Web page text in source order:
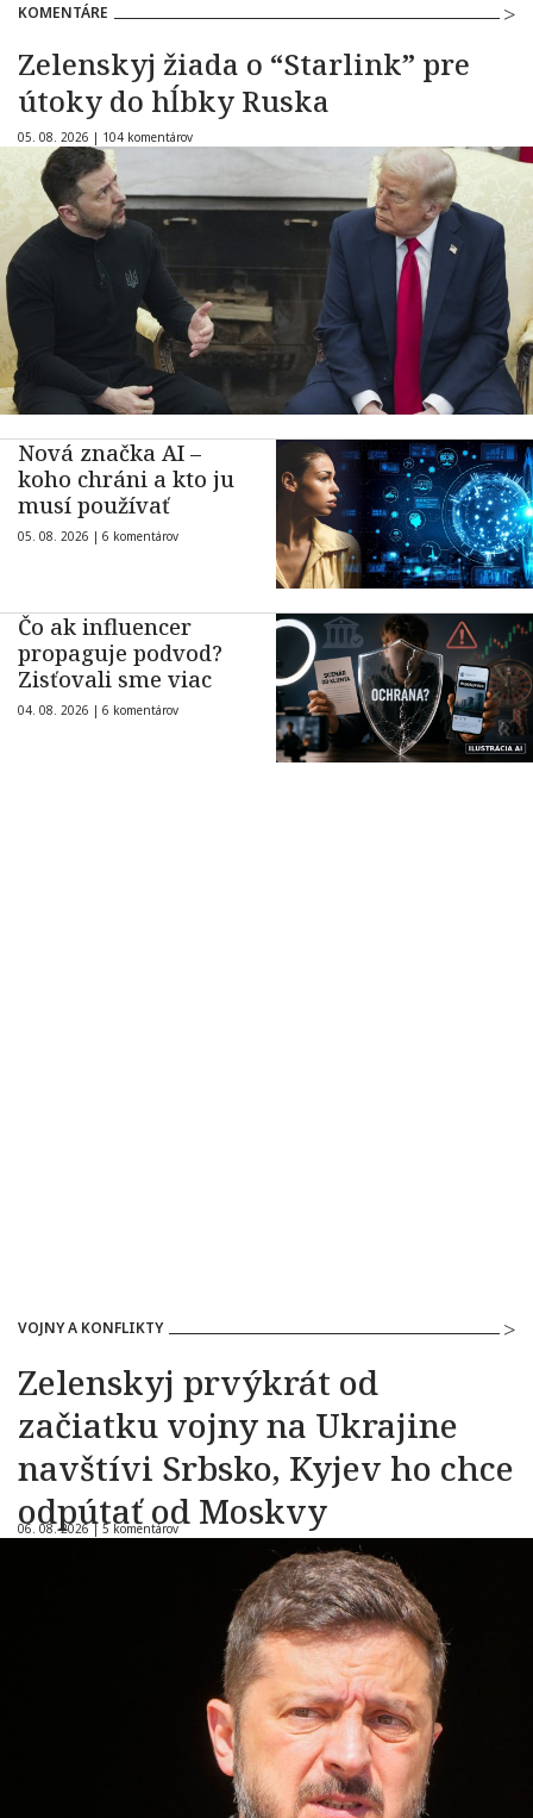
KOMENTÁRE
Zelenskyj žiada o “Starlink” pre
útoky do hĺbky Ruska
05. 08. 2026 | 104 komentárov
Nová značka AI –
koho chráni a kto ju
musí používať
05. 08. 2026 | 6 komentárov
Čo ak influencer
propaguje podvod?
Zisťovali sme viac
04. 08. 2026 | 6 komentárov
VOJNY A KONFLIKTY
Zelenskyj prvýkrát od
začiatku vojny na Ukrajine
navštívi Srbsko, Kyjev ho chce
odpútať od Moskvy
06. 08. 2026 | 5 komentárov